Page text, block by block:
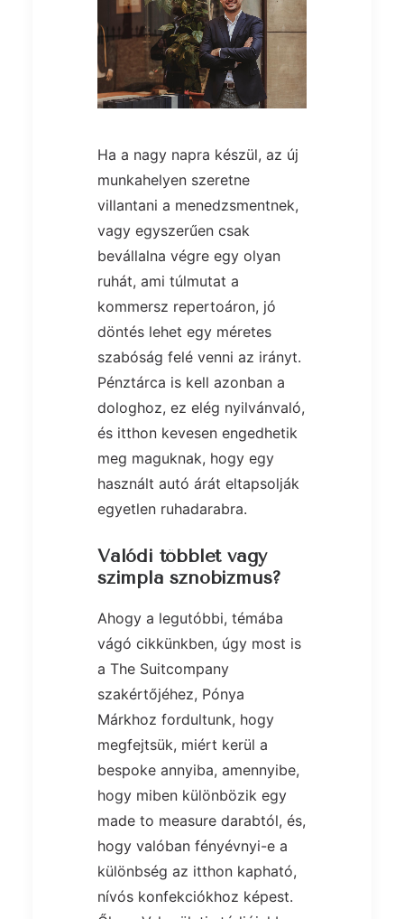
Ha a nagy napra készül, az új
munkahelyen szeretne
villantani a menedzsmentnek,
vagy egyszerűen csak
bevállalna végre egy olyan
ruhát, ami túlmutat a
kommersz repertoáron, jó
döntés lehet egy méretes
szabóság felé venni az irányt.
Pénztárca is kell azonban a
dologhoz, ez elég nyilvánvaló,
és itthon kevesen engedhetik
meg maguknak, hogy egy
használt autó árát eltapsolják
egyetlen ruhadarabra.
Valódi többlet vagy
szimpla sznobizmus?
Ahogy a legutóbbi, témába
vágó cikkünkben, úgy most is
a The Suitcompany
szakértőjéhez, Pónya
Márkhoz fordultunk, hogy
megfejtsük, miért kerül a
bespoke annyiba, amennyibe,
hogy miben különbözik egy
made to measure darabtól, és,
hogy valóban fényévnyi-e a
különbség az itthon kapható,
nívós konfekciókhoz képest.